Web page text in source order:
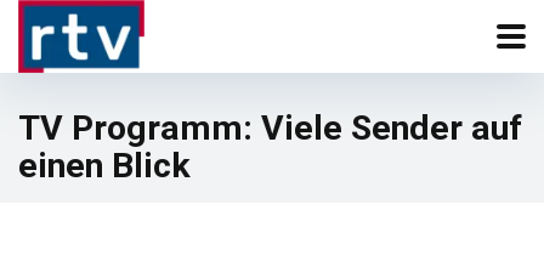
TV Programm: Viele Sender auf
einen Blick